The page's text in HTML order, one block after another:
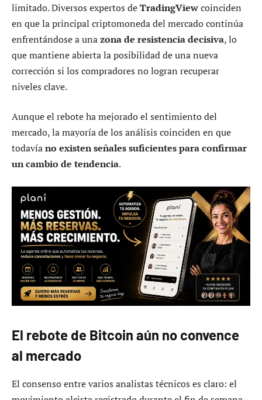
limitado. Diversos expertos deTradingViewcoinciden
en que la principal criptomoneda del mercado continúa
enfrentándose a unazona de resistencia decisiva, lo
que mantiene abierta la posibilidad de una nueva
corrección si los compradores no logran recuperar
niveles clave.
Aunque el rebote ha mejorado el sentimiento del
mercado, la mayoría de los análisis coinciden en que
todavíano existen señales suficientes para confirmar
un cambio de tendencia.
El rebote de Bitcoin aún no convence
al mercado
El consenso entre varios analistas técnicos es claro: el